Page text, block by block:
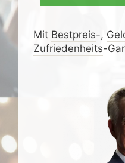
Mit Bestpreis-,
Zufrieden­­heits-